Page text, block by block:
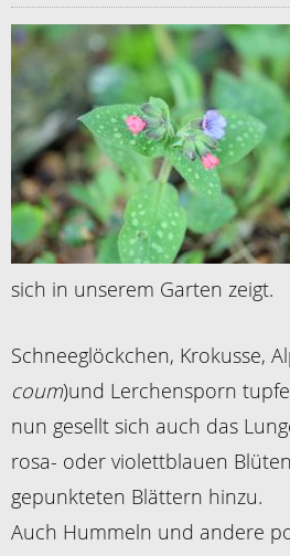
sich in unserem Garten zeigt.
Schneeglöckchen, Krokusse,
coum)und Lerchensporn
nun gesellt sich auch das
rosa- oder violettblauen
gepunkteten Blättern hinzu.
Auch Hummeln und andere